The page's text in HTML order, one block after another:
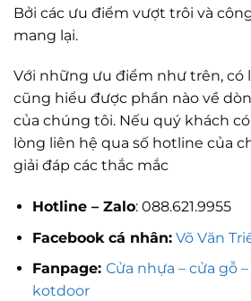
Bởi các ưu điểm vượt trôi và
mang lại.
Với những ưu điểm như trên, có
cũng hiểu được phần nào về
của chúng tôi. Nếu quý khách
lòng liên hệ qua số hotline của
giải đáp các thắc mắc
Hotline – Zalo: 088.621.9955
Facebook cá nhân: Võ Văn
Fanpage: Cửa nhựa – cửa gỗ
kotdoor